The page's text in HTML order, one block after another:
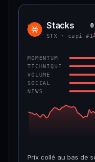
CAP. MARCHÉ
VAR. 7 J
VS ATH
−55,9 %
CONFIANCE
STX Stacks
STX · capi
MOMENTUM
TECHNIQUE
VOLUME
SOCIAL
NEWS
Prix collé au bas de